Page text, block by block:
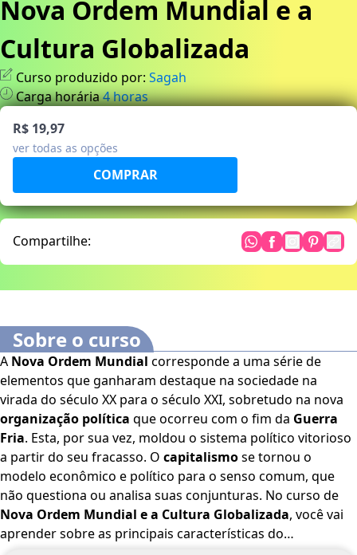
Nova Ordem Mundial e a
Cultura Globalizada
Curso produzido por: Sagah
Carga horária4horas
R$ 19,97
ver todas as opções
Compartilhe:
Sobre o curso
A Nova Ordem Mundial corresponde a uma série de
elementos que ganharam destaque na sociedade na
virada do século XX para o século XXI, sobretudo na nova
organização política que ocorreu com o fim da Guerra
Fria. Esta, por sua vez, moldou o sistema político vitorioso
a partir do seu fracasso. O capitalismose tornou o
modelo econômico e político para o senso comum, que
não questiona ou analisa suas conjunturas. No curso de
Nova Ordem Mundial e a Cultura Globalizada, você vai
aprender sobre as principais características do